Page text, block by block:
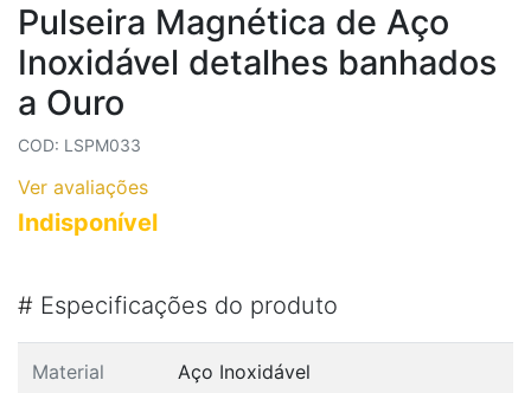
Pulseira Magnética de Aço
Inoxidável detalhes banhados
a Ouro
COD: LSPM033
Ver avaliações
Indisponível
# Especificações do produto
Material Aço Inoxidável